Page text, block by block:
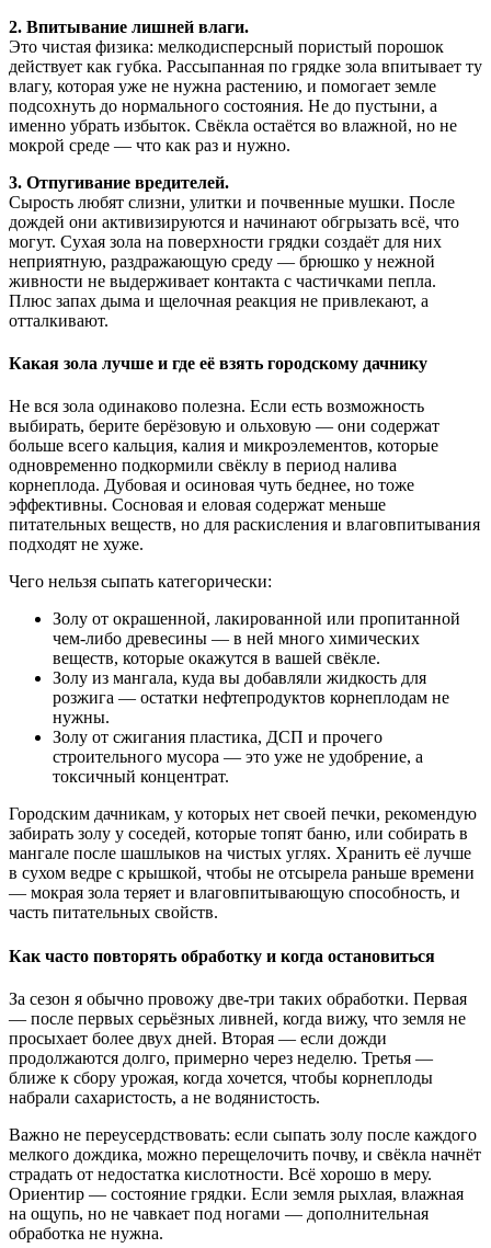
2. Впитывание лишней влаги.
Это чистая физика: мелкодисперсный пористый порошок
действует как губка. Рассыпанная по грядке зола впитывает ту
влагу, которая уже не нужна растению, и помогает земле
подсохнуть до нормального состояния. Не до пустыни, а
именно убрать избыток. Свёкла остаётся во влажной, но не
мокрой среде — что как раз и нужно.
3. Отпугивание вредителей.
Сырость любят слизни, улитки и почвенные мушки. После
дождей они активизируются и начинают обгрызать всё, что
могут. Сухая зола на поверхности грядки создаёт для них
неприятную, раздражающую среду — брюшко у нежной
живности не выдерживает контакта с частичками пепла.
Плюс запах дыма и щелочная реакция не привлекают, а
отталкивают.
Какая зола лучше и где её взять городскому дачнику
Не вся зола одинаково полезна. Если есть возможность
выбирать, берите берёзовую и ольховую — они содержат
больше всего кальция, калия и микроэлементов, которые
одновременно подкормили свёклу в период налива
корнеплода. Дубовая и осиновая чуть беднее, но тоже
эффективны. Сосновая и еловая содержат меньше
питательных веществ, но для раскисления и влаговпитывания
подходят не хуже.
Чего нельзя сыпать категорически:
Золу от окрашенной, лакированной или пропитанной
чем-либо древесины — в ней много химических
веществ, которые окажутся в вашей свёкле.
Золу из мангала, куда вы добавляли жидкость для
розжига — остатки нефтепродуктов корнеплодам не
нужны.
Золу от сжигания пластика, ДСП и прочего
строительного мусора — это уже не удобрение, а
токсичный концентрат.
Городским дачникам, у которых нет своей печки, рекомендую
забирать золу у соседей, которые топят баню, или собирать в
мангале после шашлыков на чистых углях. Хранить её лучше
в сухом ведре с крышкой, чтобы не отсырела раньше времени
— мокрая зола теряет и влаговпитывающую способность, и
часть питательных свойств.
Как часто повторять обработку и когда остановиться
За сезон я обычно провожу две-три таких обработки. Первая
— после первых серьёзных ливней, когда вижу, что земля не
просыхает более двух дней. Вторая — если дожди
продолжаются долго, примерно через неделю. Третья —
ближе к сбору урожая, когда хочется, чтобы корнеплоды
набрали сахаристость, а не водянистость.
Важно не переусердствовать: если сыпать золу после каждого
мелкого дождика, можно перещелочить почву, и свёкла начнёт
страдать от недостатка кислотности. Всё хорошо в меру.
Ориентир — состояние грядки. Если земля рыхлая, влажная
на ощупь, но не чавкает под ногами — дополнительная
обработка не нужна.